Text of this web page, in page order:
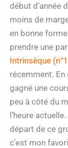
début d’année
moins de
en bonne
prendre une
Intrinsèque
récemment.
gagné une
peu à côté du
l’heure
départ de ce
c’est mon